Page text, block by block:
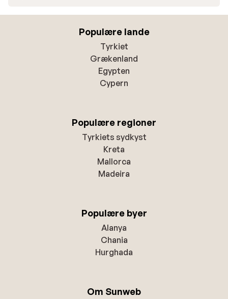
Populære lande
Tyrkiet
Grækenland
Egypten
Cypern
Populære regioner
Tyrkiets sydkyst
Kreta
Mallorca
Madeira
Populære byer
Alanya
Chania
Hurghada
Om Sunweb